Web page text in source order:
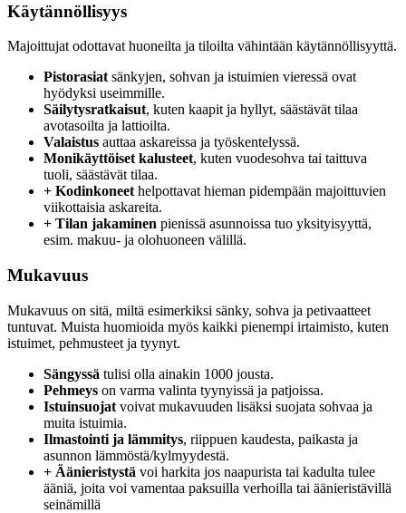
Käytännöllisyys
Majoittujat odottavat huoneilta ja tiloilta vähintään käytännöllisyyttä.
Pistorasiatsänkyjen, sohvan ja istuimien vieressä ovat
hyödyksi useimmille.
Säilytysratkaisut, kuten kaapit ja hyllyt, säästävät tilaa
avotasoilta ja lattioilta.
Valaistus auttaa askareissa ja työskentelyssä.
Monikäyttöiset kalusteet, kuten vuodesohva tai taittuva
tuoli, säästävät tilaa.
+ Kodinkoneethelpottavat hieman pidempään majoittuvien
viikottaisia askareita.
+ Tilan jakaminen pienissä asunnoissa tuo yksityisyyttä,
esim. makuu- ja olohuoneen välillä.
Mukavuus
Mukavuus on sitä, miltä esimerkiksi sänky, sohva ja petivaatteet
tuntuvat. Muista huomioida myös kaikki pienempi irtaimisto, kuten
istuimet, pehmusteet ja tyynyt.
Sängyssä tulisi olla ainakin 1000 jousta.
Pehmeys on varma valinta tyynyissä ja patjoissa.
Istuinsuojat voivat mukavuuden lisäksi suojata sohvaa ja
muita istuimia.
Ilmastointi ja lämmitys, riippuen kaudesta, paikasta ja
asunnon lämmöstä/kylmyydestä.
+ Äänieristystä voi harkita jos naapurista tai kadulta tulee
ääniä, joita voi vamentaa paksuilla verhoilla tai äänieristävillä
seinämillä